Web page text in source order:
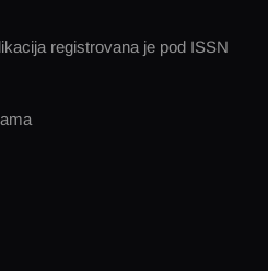
registrovana je pod ISSN